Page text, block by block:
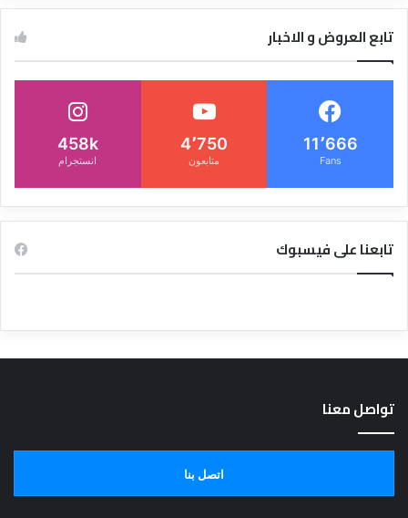
تابع العروض و الاخبار
11٬666
Fans
4٬750
متابعون
458k
انستجرام
تابعنا على فيسبوك
تواصل معنا
اتصل بنا